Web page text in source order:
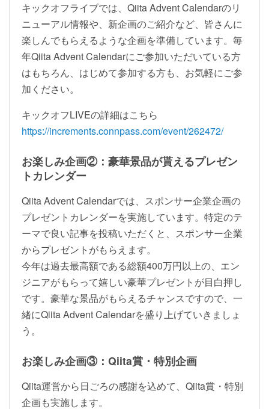
キックオフライブでは、Qiita Advent Calendarのリ
ニューアル情報や、新企画のご紹介など、皆さんに
楽しんでもらえるような企画を準備しています。毎
年Qiita Advent Calendarにご参加いただいている方
はもちろん、はじめて参加する方も、お気軽にご参
加ください。
キックオフLIVEの詳細はこちら
https://increments.connpass.com/event/262472/
お楽しみ企画②：豪華景品が貰えるプレゼン
トカレンダー
Qiita Advent Calendarでは、スポンサー企業企画の
プレゼントカレンダーを実施しています。特定のテ
ーマで良い記事を投稿いただくと、スポンサー企業
からプレゼントがもらえます。
今年は過去最高額である総額400万円以上の、エン
ジニアがもらって嬉しい豪華プレゼントが目白押し
です。豪華な景品がもらえるチャンスですので、一
緒にQiita Advent Calendarを盛り上げていきましょ
う。
お楽しみ企画③：Qiita賞・特別企画
Qiita運営から日ごろの感謝を込めて、Qiita賞・特別
企画も実施します。